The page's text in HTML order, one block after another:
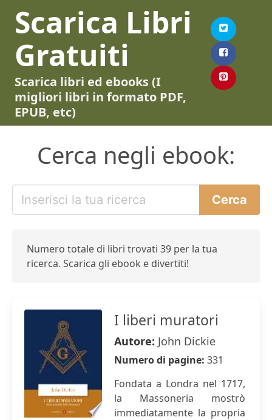
Scarica Libri
Gratuiti
Scarica libri ed ebooks (I
migliori libri in formato PDF,
EPUB, etc)
Cerca negli ebook:
Numero totale di libri trovati 39 per la tua
ricerca. Scarica gli ebook e divertiti!
I liberi muratori
Autore: John Dickie
Numero di pagine: 331
Fondata a Londra nel 1717,
la Massoneria mostrò
immediatamente la propria